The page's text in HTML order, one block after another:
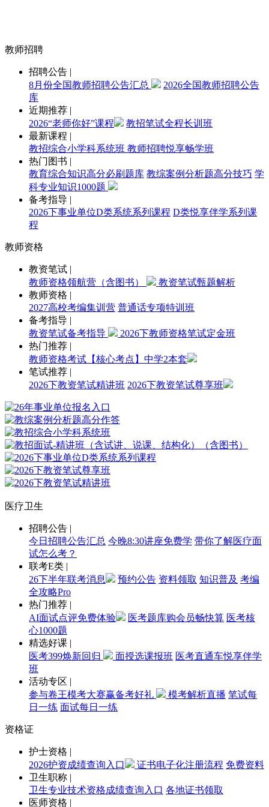
教师招聘
招聘公告 |
8月份全国教师招聘公告汇总
2026全国教师招聘公告
库
近期推荐 |
2026“老师你好”课程
教招笔试全程长训班
最新课程 |
教招综合小学科系统班 教师招聘悦享畅学班
热门图书 |
教育综合知识高分必刷题库 教综案例分析题高分技巧 学
科专业知识1000题
备考指导 |
2026下事业单位D类系统系列课程 D类悦享伴学系列课
程
教师资格
教资笔试 |
教师资格领航营（含图书）
教资笔试甄题解析
教师资格 |
2027高校考编集训营 普通话专项特训班
备考指导 |
教资笔试备考指导
2026下教师资格笔试定金班
热门推荐 |
教师资格考试【核心考点】中学2本套
笔试推荐 |
2026下教资笔试精讲班 2026下教资笔试尊享班
医疗卫生
招聘公告 |
今日招聘公告汇总 今晚8:30讲座免费学 带你了解医疗面
试怎么考？
联考E类 |
26下半年联考消息
预约公告 资料领取 知识普及 考编
全攻略Pro
热门推荐 |
AI面试点评免费体验
医考题库购会员畅快算 医考核
心1000题
精选好课 |
医考399焕新回归
面授选课报班 医考直通车悦享伴学
班
活动专区 |
参与卷王模考大赛赢备考好礼
模考解析直播 笔试每
日一练 面试每日一练
资格证
护士资格 |
2026护资成绩查询入口
证书电子化注册流程 免费资料
卫生职称 |
卫生专业技术资格成绩查询入口 各地证书领取
医师资格 |